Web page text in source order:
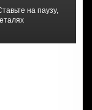
на паузу,